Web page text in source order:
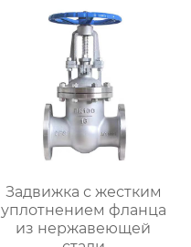
Задвижка с жестким
уплотнением фланца
из нержавеющей